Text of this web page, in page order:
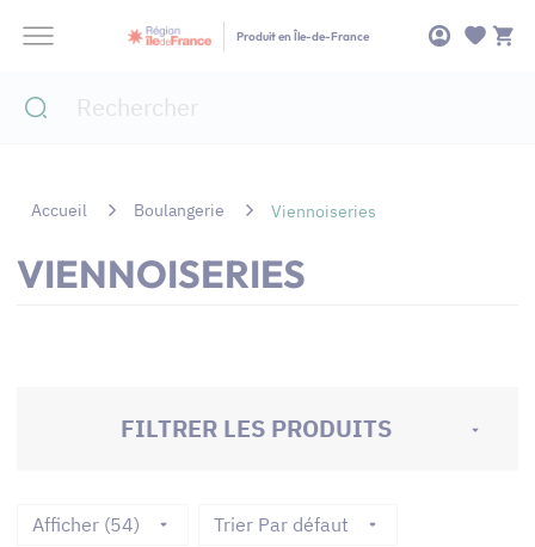
Produit en Île-de-France
Accueil Boulangerie Viennoiseries
VIENNOISERIES
FILTRER LES PRODUITS
Afficher (54) Trier Par défaut